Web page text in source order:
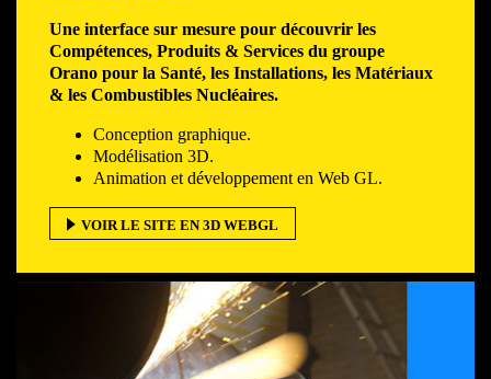
Une interface sur mesure pour découvrir les
Compétences, Produits & Services du groupe
Orano pour la Santé, les Installations, les Matériaux
& les Combustibles Nucléaires.
Conception graphique.
Modélisation 3D.
Animation et développement en Web GL.
VOIR LE SITE EN 3D WEBGL